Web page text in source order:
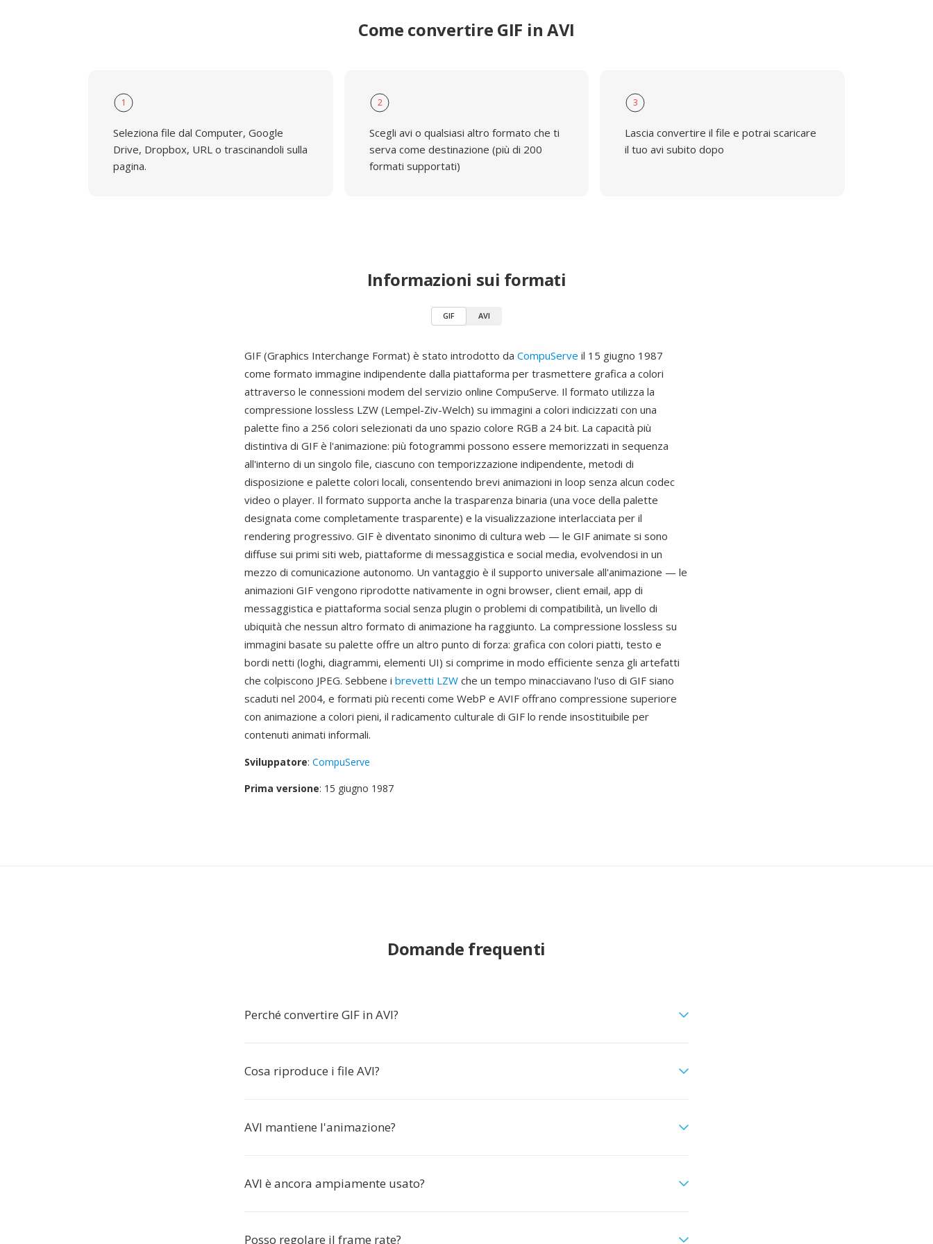
Come convertire GIF in AVI
1
Seleziona file dal Computer, Google
Drive, Dropbox, URL o trascinandoli sulla
pagina.
2
Scegli avi o qualsiasi altro formato che ti
serva come destinazione (più di 200
formati supportati)
3
Lascia convertire il file e potrai scaricare
il tuo avi subito dopo
Informazioni sui formati
GIF AVI
GIF (Graphics Interchange Format) è stato introdotto da CompuServe il 15 giugno 1987
come formato immagine indipendente dalla piattaforma per trasmettere grafica a colori
attraverso le connessioni modem del servizio online CompuServe. Il formato utilizza la
compressione lossless LZW (Lempel-Ziv-Welch) su immagini a colori indicizzati con una
palette fino a 256 colori selezionati da uno spazio colore RGB a 24 bit. La capacità più
distintiva di GIF è l'animazione: più fotogrammi possono essere memorizzati in sequenza
all'interno di un singolo file, ciascuno con temporizzazione indipendente, metodi di
disposizione e palette colori locali, consentendo brevi animazioni in loop senza alcun codec
video o player. Il formato supporta anche la trasparenza binaria (una voce della palette
designata come completamente trasparente) e la visualizzazione interlacciata per il
rendering progressivo. GIF è diventato sinonimo di cultura web — le GIF animate si sono
diffuse sui primi siti web, piattaforme di messaggistica e social media, evolvendosi in un
mezzo di comunicazione autonomo. Un vantaggio è il supporto universale all'animazione — le
animazioni GIF vengono riprodotte nativamente in ogni browser, client email, app di
messaggistica e piattaforma social senza plugin o problemi di compatibilità, un livello di
ubiquità che nessun altro formato di animazione ha raggiunto. La compressione lossless su
immagini basate su palette offre un altro punto di forza: grafica con colori piatti, testo e
bordi netti (loghi, diagrammi, elementi UI) si comprime in modo efficiente senza gli artefatti
che colpiscono JPEG. Sebbene i brevetti LZW che un tempo minacciavano l'uso di GIF siano
scaduti nel 2004, e formati più recenti come WebP e AVIF offrano compressione superiore
con animazione a colori pieni, il radicamento culturale di GIF lo rende insostituibile per
contenuti animati informali.
Sviluppatore: CompuServe
Prima versione: 15 giugno 1987
Domande frequenti
Perché convertire GIF in AVI?
Cosa riproduce i file AVI?
AVI mantiene l'animazione?
AVI è ancora ampiamente usato?
Posso regolare il frame rate?